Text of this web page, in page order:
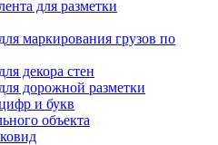
для разметки
маркирования грузов по
декора стен
дорожной разметки
и букв
объекта